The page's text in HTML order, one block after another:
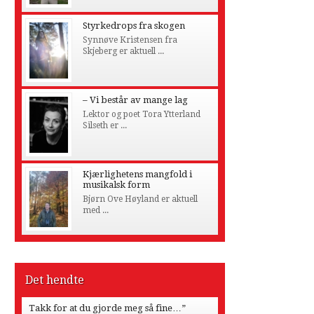
Styrkedrops fra skogen
Synnøve Kristensen fra
Skjeberg er aktuell ...
– Vi består av mange lag
Lektor og poet Tora Ytterland
Silseth er ...
Kjærlighetens mangfold i
musikalsk form
Bjørn Ove Høyland er aktuell
med ...
Det hendte
Takk for at du gjorde meg så fine…”